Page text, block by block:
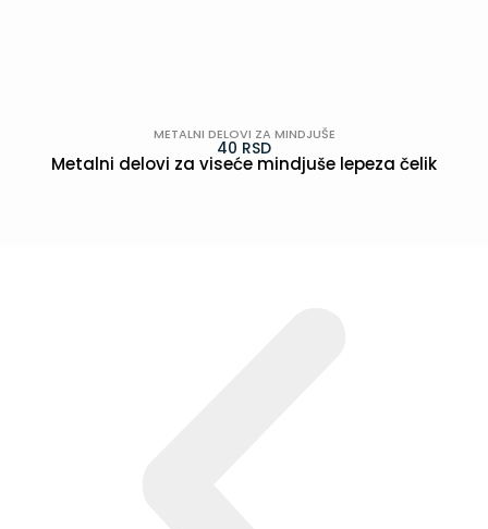
METALNI DELOVI ZA MINDJUŠE
40 RSD
Metalni delovi za viseće mindjuše lepeza čelik